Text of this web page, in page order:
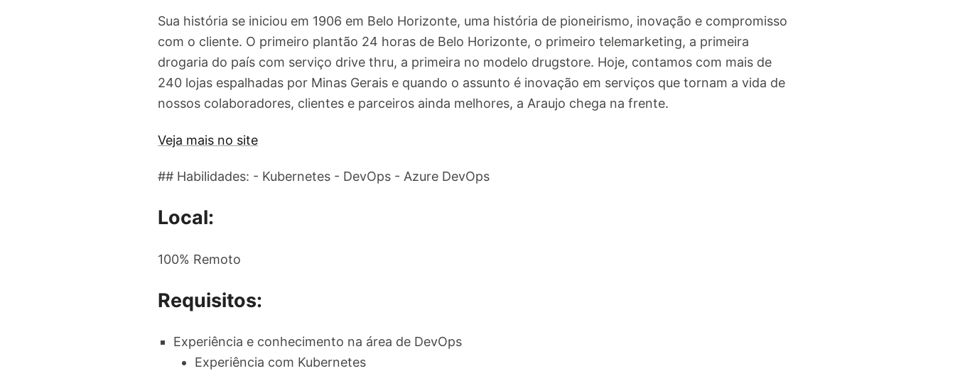
Sua história se iniciou em 1906 em Belo Horizonte, uma história de pioneirismo, inovação e compromisso
com o cliente. O primeiro plantão 24 horas de Belo Horizonte, o primeiro telemarketing, a primeira
drogaria do país com serviço drive thru, a primeira no modelo drugstore. Hoje, contamos com mais de
240 lojas espalhadas por Minas Gerais e quando o assunto é inovação em serviços que tornam a vida de
nossos colaboradores, clientes e parceiros ainda melhores, a Araujo chega na frente.
Veja mais no site
## Habilidades: - Kubernetes - DevOps - Azure DevOps
Local:
100% Remoto
Requisitos:
Experiência e conhecimento na área de DevOps
Experiência com Kubernetes